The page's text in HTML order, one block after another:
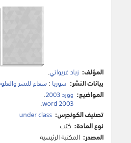
المؤلف: زياد غريواتي.
بيانات النشر: سوريا : سعاع للنشر
المواضيع: وورد 2003 .
word 2003
.
تصنيف الكونجرس: under class
نوع المادة: كتب
المصدر: المكتبة الرئيسية